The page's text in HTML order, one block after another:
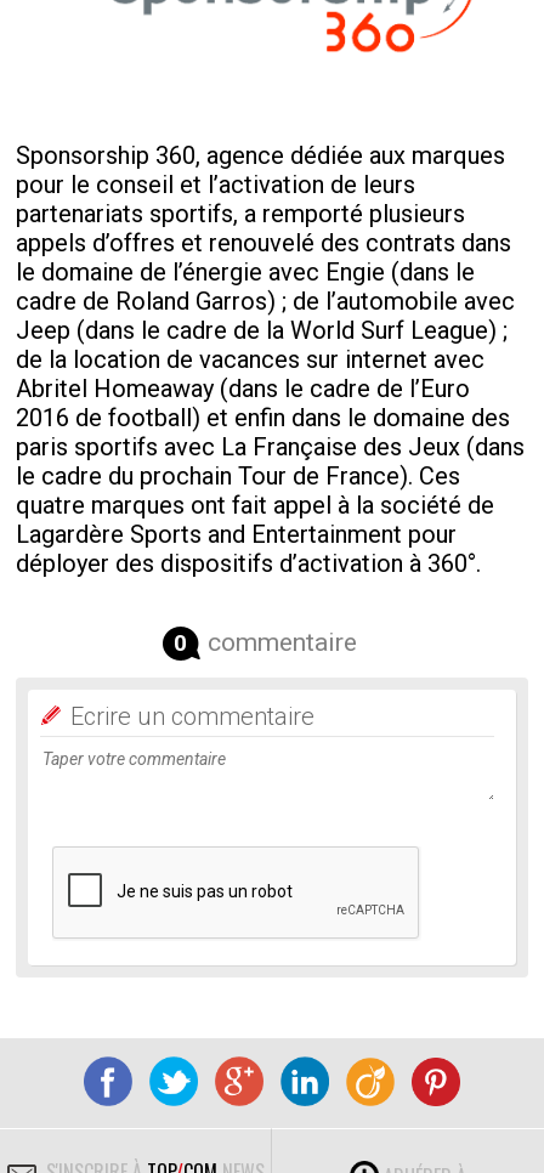
Sponsorship 360, agence dédiée aux marques
pour le conseil et l’activation de leurs
partenariats sportifs, a remporté plusieurs
appels d’offres et renouvelé des contrats dans
le domaine de l’énergie avec Engie (dans le
cadre de Roland Garros) ; de l’automobile avec
Jeep (dans le cadre de la World Surf League) ;
de la location de vacances sur internet avec
Abritel Homeaway (dans le cadre de l’Euro
2016 de football) et enfin dans le domaine des
paris sportifs avec La Française des Jeux (dans
le cadre du prochain Tour de France). Ces
quatre marques ont fait appel à la société de
Lagardère Sports and Entertainment pour
déployer des dispositifs d’activation à 360°.
0 commentaire
Ecrire un commentaire